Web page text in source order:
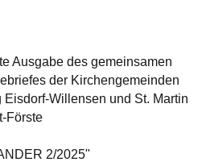
Ausgabe des gemeinsamen
der Kirchengemeinden
Eisdorf-Willensen und St. Martin
Förste
2/2025"